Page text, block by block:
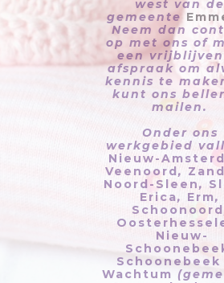
Onder ons
werkgebied
Nieuw-
Veenoord,
Noord-Sleen,
Erica ,Erm,
Schoonoord
Schoonebeek
Schoonebeek
Wachtum
Coevorden).
jou dorp er
tussen, maar
graag zorg van
willen?
contact met
dan kijken
samen naar